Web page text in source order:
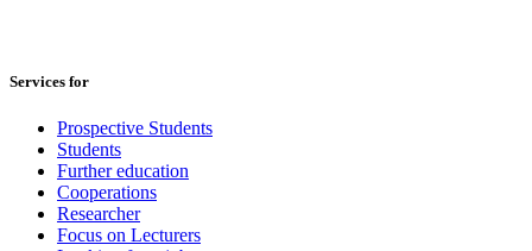
Services for
Prospective Students
Students
Further education
Cooperations
Researcher
Focus on Lecturers